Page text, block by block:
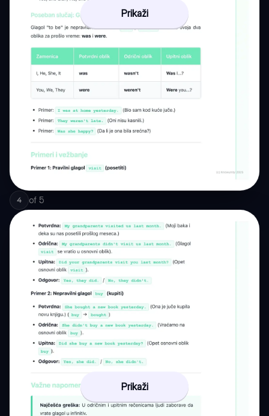
Prikaži
4 of 5
Prikaži